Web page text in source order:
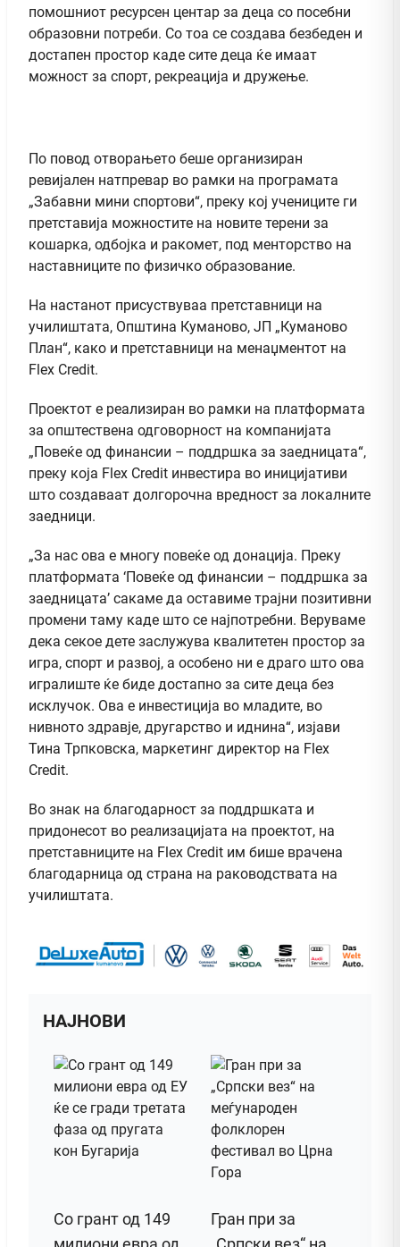
помошниот ресурсен центар за деца со посебни
образовни потреби. Со тоа се создава безбеден и
достапен простор каде сите деца ќе имаат
можност за спорт, рекреација и дружење.
По повод отворањето беше организиран
ревијален натпревар во рамки на програмата
„Забавни мини спортови“, преку кој учениците ги
претставија можностите на новите терени за
кошарка, одбојка и ракомет, под менторство на
наставниците по физичко образование.
На настанот присуствуваа претставници на
училиштата, Општина Куманово, ЈП „Куманово
План“, како и претставници на менаџментот на
Flex Credit.
Проектот е реализиран во рамки на платформата
за општествена одговорност на компанијата
„Повеќе од финансии – поддршка за заедницата“,
преку која Flex Credit инвестира во иницијативи
што создаваат долгорочна вредност за локалните
заедници.
„За нас ова е многу повеќе од донација. Преку
платформата ‘Повеќе од финансии – поддршка за
заедницата’ сакаме да оставиме трајни позитивни
промени таму каде што се најпотребни. Веруваме
дека секое дете заслужува квалитетен простор за
игра, спорт и развој, а особено ни е драго што ова
игралиште ќе биде достапно за сите деца без
исклучок. Ова е инвестиција во младите, во
нивното здравје, другарство и иднина“, изјави
Тина Трпковска, маркетинг директор на Flex
Credit.
Во знак на благодарност за поддршката и
придонесот во реализацијата на проектот, на
претставниците на Flex Credit им бише врачена
благодарница од страна на раководствата на
училиштата.
НАЈНОВИ
Со грант од 149
Гран при за